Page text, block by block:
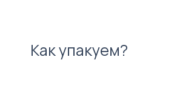
Как упакуем?